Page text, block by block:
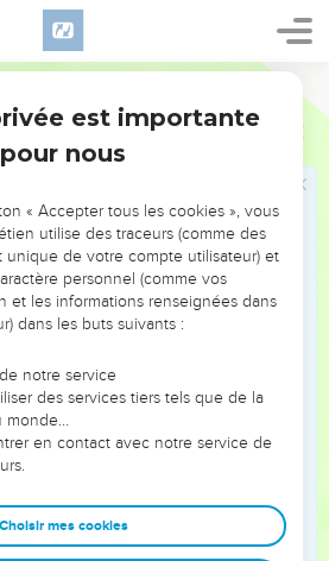
de son beau-père madianite
l’endroit que l’Eternel a déclaré
de faire du bien à Israël. »
Je ne viendrai pas, j'irai au contraire
pas, je t’en prie. Puisque tu
nous campons dans le désert, tu
nous te ferons jouir du bien que
de l'Eternel et marchèrent trois
de l'Eternel partit devant eux et fit
pour leur chercher un lieu de
trouvait au-dessus d'eux pendant
du camp.
est importante
pour nous
« Accepter tous les cookies », vous
utilise des traceurs (comme des
de votre compte utilisateur) et
personnel (comme vos
et les informations renseignées dans
dans les buts suivants :
notre service
des services tiers tels que de la
monde…
en contact avec notre service de
Choisir mes cookies